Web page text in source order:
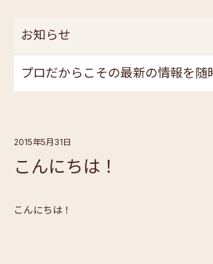
お知らせ
プロだからこその最新の情報を随
2015年5月31日
こんにちは！
こんにちは！